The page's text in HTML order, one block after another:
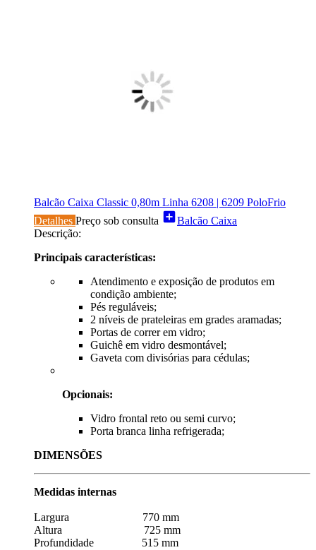
Balcão Caixa Classic 0,80m Linha 6208 | 6209 PoloFrio
Detalhes Preço sob consulta add_boxBalcão Caixa
Descrição:
Principais características:
Atendimento e exposição de produtos em
condição ambiente;
Pés reguláveis;
2 níveis de prateleiras em grades aramadas;
Portas de correr em vidro;
Guichê em vidro desmontável;
Gaveta com divisórias para cédulas;
Opcionais:
Vidro frontal reto ou semi curvo;
Porta branca linha refrigerada;
DIMENSÕES
Medidas internas
Largura 770 mm
Altura 725 mm
Profundidade 515 mm